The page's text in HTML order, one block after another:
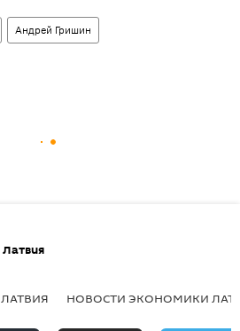
Андрей Гришин
Латвия
ЛАТВИЯ НОВОСТИ ЭКОНОМИКИ